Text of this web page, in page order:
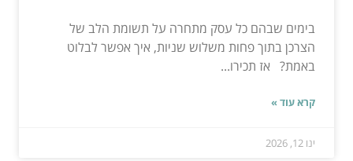
בימים שבהם כל עסק מתחרה על תשומת הלב של
הצרכן בתוך פחות משלוש שניות, איך אפשר לבלוט
באמת? אז תכירו...
קרא עוד »
ינו 12, 2026